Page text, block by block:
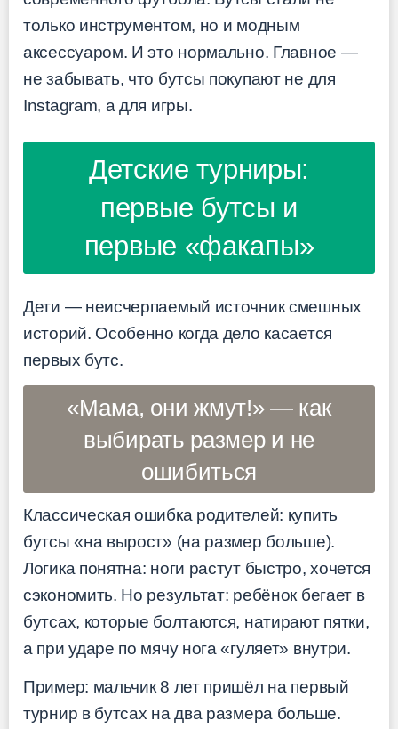
только инструментом, но и модным
аксессуаром. И это нормально. Главное —
не забывать, что бутсы покупают не для
Instagram, а для игры.
Детские турниры:
первые бутсы и
первые «факапы»
Дети — неисчерпаемый источник смешных
историй. Особенно когда дело касается
первых бутс.
«Мама, они жмут!» — как
выбирать размер и не
ошибиться
Классическая ошибка родителей: купить
бутсы «на вырост» (на размер больше).
Логика понятна: ноги растут быстро, хочется
сэкономить. Но результат: ребёнок бегает в
бутсах, которые болтаются, натирают пятки,
а при ударе по мячу нога «гуляет» внутри.
Пример: мальчик 8 лет пришёл на первый
турнир в бутсах на два размера больше.